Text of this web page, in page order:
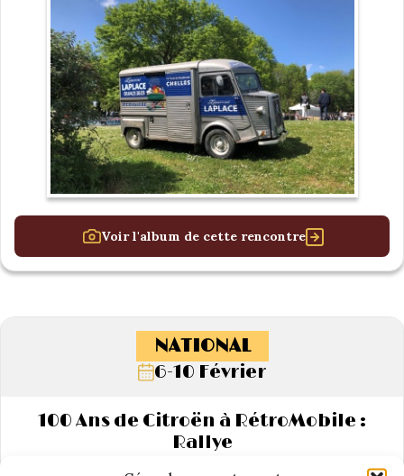
Voir l'album de cette rencontre
NATIONAL
6-10 Février
100 Ans de Citroën à RétroMobile :
Rallye